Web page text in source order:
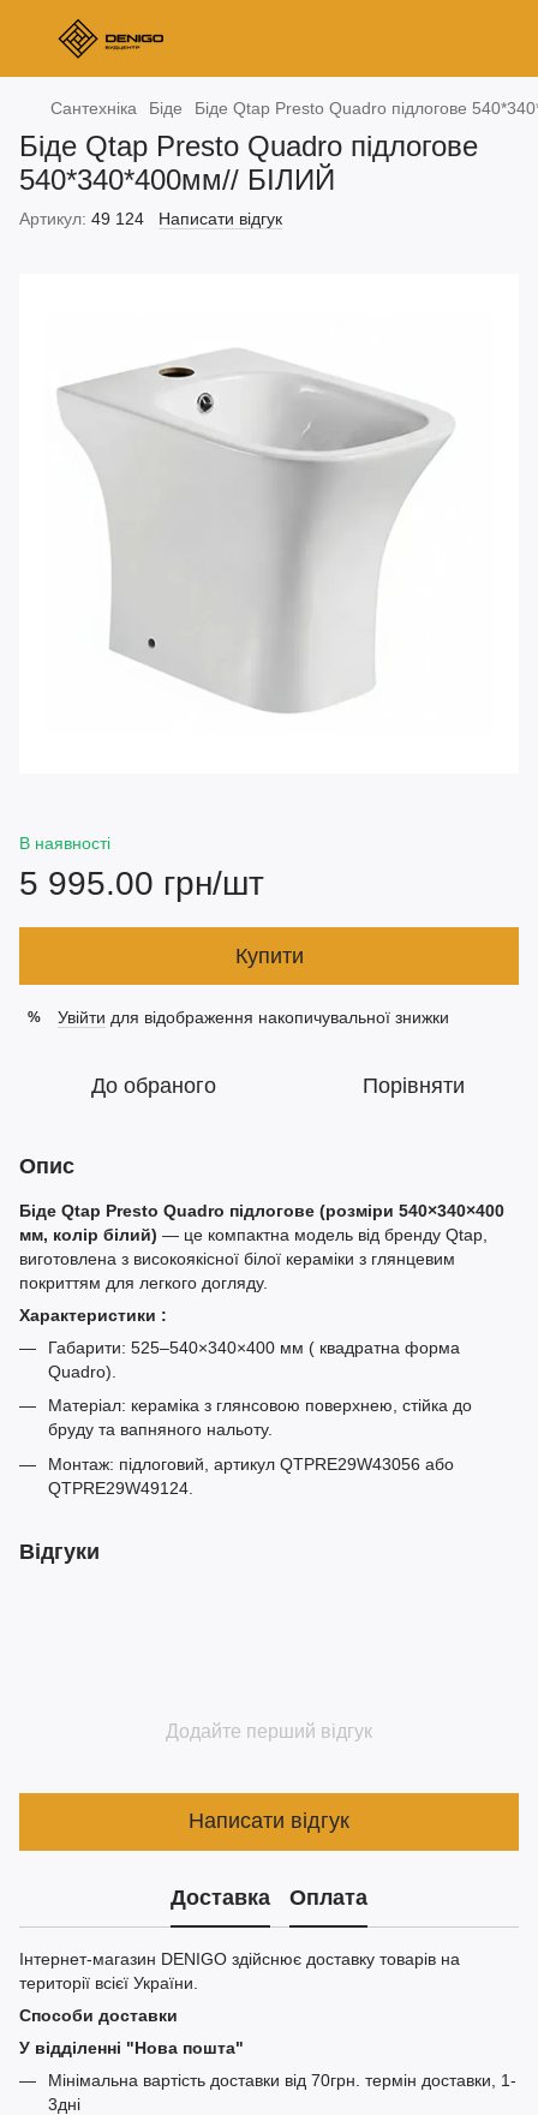
Сантехніка Біде Біде Qtap Presto Quadro підлогове
Біде Qtap Presto Quadro підлогове
540*340*400мм// БІЛИЙ
Артикул: 49 124 Написати відгук
В наявності
5 995.00 грн/шт
Купити
% Увійти для відображення накопичувальної знижки
До обраного Порівняти
Опис
Біде Qtap Presto Quadro підлогове (розміри 540×340×400
мм, колір білий) — це компактна модель від бренду Qtap,
виготовлена з високоякісної білої кераміки з глянцевим
покриттям для легкого догляду.
Характеристики :
Габарити: 525–540×340×400 мм ( квадратна форма
Quadro).
Матеріал: кераміка з глянсовою поверхнею, стійка до
бруду та вапняного нальоту.
Монтаж: підлоговий, артикул QTPRE29W43056 або
QTPRE29W49124.
Відгуки
Додайте перший відгук
Написати відгук
Доставка Оплата
Інтернет-магазин DENIGO здійснює доставку товарів на
території всієї України.
Способи доставки
У відділенні "Нова пошта"
Мінімальна вартість доставки від 70грн. термін доставки, 1-
3дні